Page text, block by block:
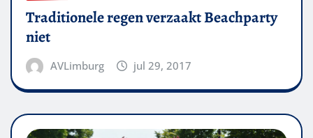
Traditionele regen verzaakt Beachparty
niet
AVLimburg jul 29, 2017